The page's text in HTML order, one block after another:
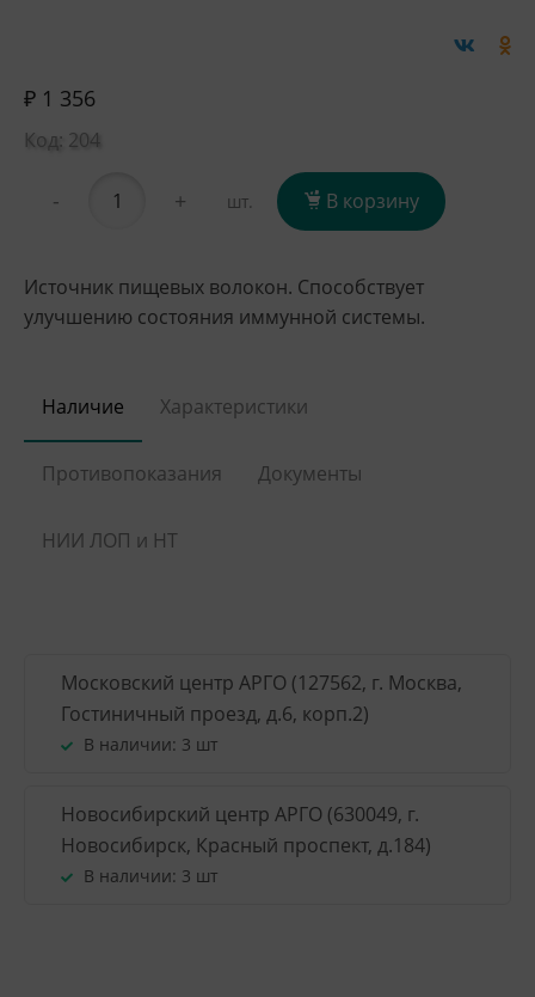
₽ 1 356
Код: 204
- + шт. В корзину
Источник пищевых волокон. Способствует
улучшению состояния иммунной системы.
Наличие Характеристики
Противопоказания Документы
НИИ ЛОП и НТ
Московский центр АРГО (127562, г. Москва,
Гостиничный проезд, д.6, корп.2)
В наличии: 3 шт
Новосибирский центр АРГО (630049, г.
Новосибирск, Красный проспект, д.184)
В наличии: 3 шт